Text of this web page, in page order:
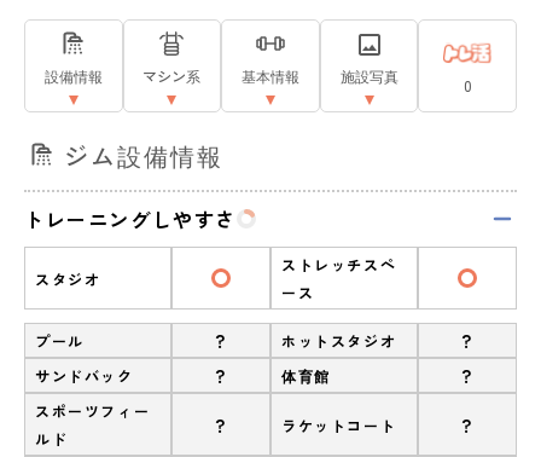
設備情報 マシン系 基本情報 施設写真 0
ジム設備情報
トレーニングしやすさ
スタジオ
ストレッチスペ
ース
プール ? ホットスタジオ ?
サンドバック ? 体育館 ?
スポーツフィー
ルド
? ラケットコート ?